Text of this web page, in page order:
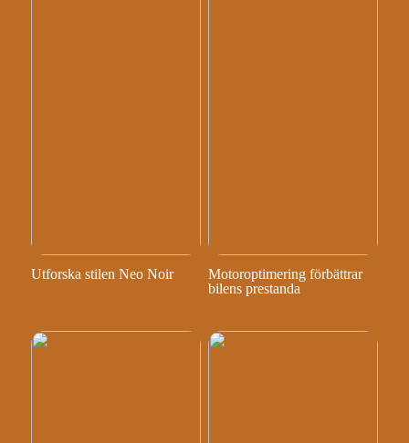
Utforska stilen Neo Noir
Motoroptimering förbättrar
bilens prestanda